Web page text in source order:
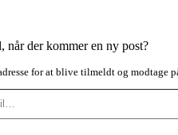
når der kommer en ny post?
for at blive tilmeldt og modtage